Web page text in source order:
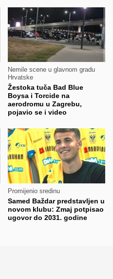
Nemile scene u glavnom gradu
Hrvatske
Žestoka tuča Bad Blue
Boysa i Torcide na
aerodromu u Zagrebu,
pojavio se i video
Promijenio sredinu
Samed Baždar predstavljen u
novom klubu: Zmaj potpisao
ugovor do 2031. godine